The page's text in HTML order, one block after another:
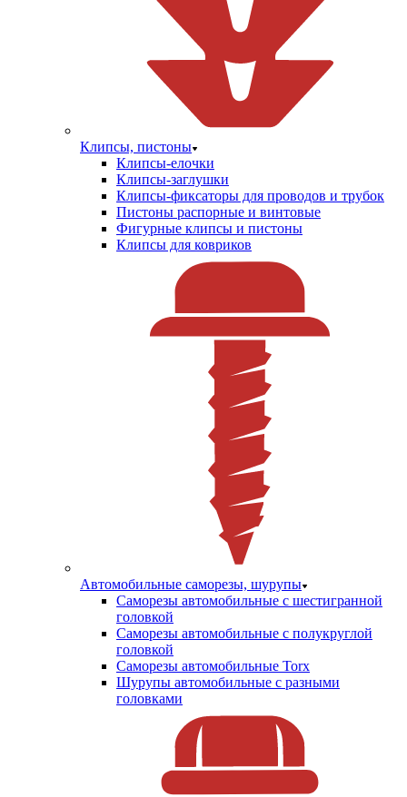
Клипсы, пистоны
Клипсы-елочки
Клипсы-заглушки
Клипсы-фиксаторы для проводов и трубок
Пистоны распорные и винтовые
Фигурные клипсы и пистоны
Клипсы для ковриков
Автомобильные саморезы, шурупы
Саморезы автомобильные с шестигранной
головкой
Саморезы автомобильные с полукруглой
головкой
Саморезы автомобильные Torx
Шурупы автомобильные с разными
головками